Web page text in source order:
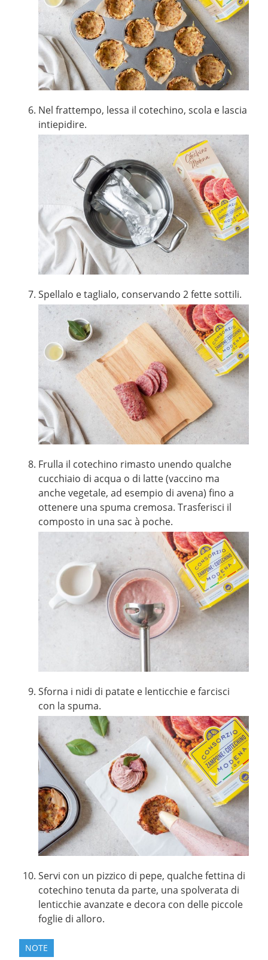
Nel frattempo, lessa il cotechino, scola e lascia
intiepidire.
Spellalo e taglialo, conservando 2 fette sottili.
Frulla il cotechino rimasto unendo qualche
cucchiaio di acqua o di latte (vaccino ma
anche vegetale, ad esempio di avena) fino a
ottenere una spuma cremosa. Trasferisci il
composto in una sac à poche.
Sforna i nidi di patate e lenticchie e farcisci
con la spuma.
Servi con un pizzico di pepe, qualche fettina di
cotechino tenuta da parte, una spolverata di
lenticchie avanzate e decora con delle piccole
foglie di alloro.
NOTE